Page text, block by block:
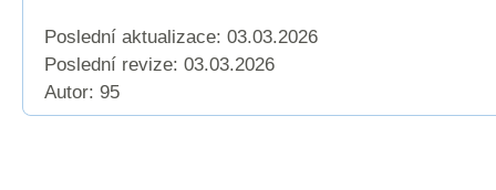
Poslední aktualizace: 03.03.2026
Poslední revize: 03.03.2026
Autor: 95